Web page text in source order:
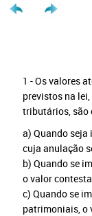
1 - Os valores
previstos na
tributários, são
a) Quando
cuja anulação
b) Quando se
o valor
c) Quando se
patrimoniais, o